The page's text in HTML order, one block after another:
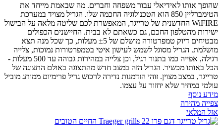
שהופך אותו לאידיאלי עבור משפחה וחברים. מה שבאמת מייחד את
הטימברליין 850 הוא הטכנולוגיה החכמה שלו. הגריל מצויד במערכת
WiFIRE החדשנית של טרייגר, המאפשרת לכם שליטה מלאה על הבישול
ישירות מהטלפון החכם, גם כשאתם לא בבית. החיישנים הכפולים
מבטיחים דיוק טמפרטורה מושלם של ±5 מעלות, כך שכל מנה תצא
מושלמת. הגריל מסוגל לשמש לעישון איטי בטמפרטורות נמוכות, צלייה
רגילה, אפייה כמו בתנור רגיל, וכן צלייה במהירות גבוהה עד 500 מעלות -
הכל באותו מכשיר. הגריל הזה במצב חדש מהתצוגה באולם התצוגה של
טרייגר, במצב מצוין. זוהי הזדמנות נדירה לרכוש גריל פרימיום ממותג מוביל
עולמי במחיר שלא יחזור על עצמו.
מידע נוסף
צפייה מהירה
אזל המלאי